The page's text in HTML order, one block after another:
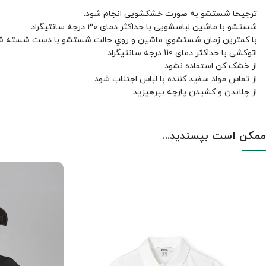
ترجیحا شستشو به صورت خشکشویی انجام شود.
شستشو با ماشین لباسشویی با حداکثر دمای ۳۰ درجه سانتیگراد
با کمترين زمان شستشوي ماشين و روي حالت شستشو با دست شسته
اتوکشی با حداکثر دمای 110 درجه سانتیگراد
از خشک کن استفاده نشود.
از تماس مواد سفید کننده با لباس اجتناب شود .
از چلاندن و کشيدن پارچه بپرهيزيد.
ممکن است بپسندید...